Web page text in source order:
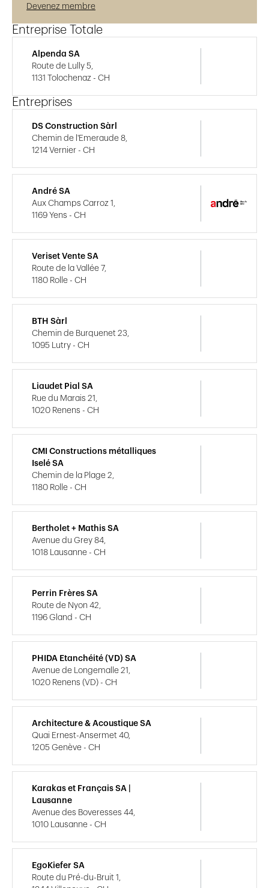
Devenez membre
Entreprise Totale
Alpenda SA
Route de Lully 5,
1131 Tolochenaz - CH
Entreprises
DS Construction Sàrl
Chemin de l'Emeraude 8,
1214 Vernier - CH
André SA
Aux Champs Carroz 1,
1169 Yens - CH
Veriset Vente SA
Route de la Vallée 7,
1180 Rolle - CH
BTH Sàrl
Chemin de Burquenet 23,
1095 Lutry - CH
Liaudet Pial SA
Rue du Marais 21,
1020 Renens - CH
CMI Constructions métalliques
Iselé SA
Chemin de la Plage 2,
1180 Rolle - CH
Bertholet + Mathis SA
Avenue du Grey 84,
1018 Lausanne - CH
Perrin Frères SA
Route de Nyon 42,
1196 Gland - CH
PHIDA Etanchéité (VD) SA
Avenue de Longemalle 21,
1020 Renens (VD) - CH
Architecture & Acoustique SA
Quai Ernest-Ansermet 40,
1205 Genève - CH
Karakas et Français SA |
Lausanne
Avenue des Boveresses 44,
1010 Lausanne - CH
EgoKiefer SA
Route du Pré-du-Bruit 1,